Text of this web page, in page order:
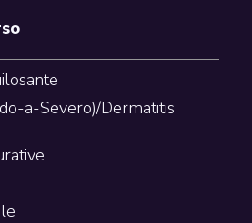
a-Severo)/Dermatitis